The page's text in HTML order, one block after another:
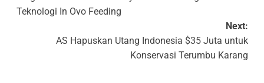
Teknologi In Ovo Feeding
Next:
AS Hapuskan Utang Indonesia $35 Juta untuk
Konservasi Terumbu Karang